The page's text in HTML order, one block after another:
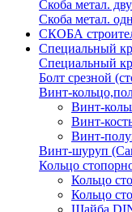
Скоба метал.
Скоба метал.
СКОБА
Специальный
Специальный
Болт срезной
Винт-
Винт-
Винт-
Винт-
Винт-шуруп
Кольцо
Кольцо
Кольцо
Шайба